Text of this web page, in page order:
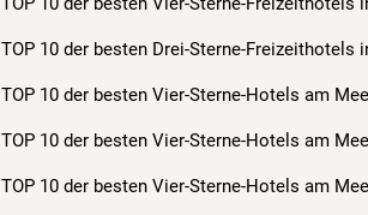
TOP 10 der besten Drei-Sterne-
TOP 10 der besten Vier-Sterne-Hotels am
TOP 10 der besten Vier-Sterne-Hotels am
TOP 10 der besten Vier-Sterne-Hotels am